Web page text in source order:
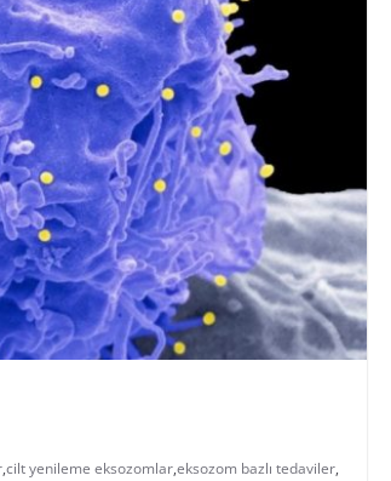
,cilt yenileme eksozomlar,eksozom bazlı tedaviler,